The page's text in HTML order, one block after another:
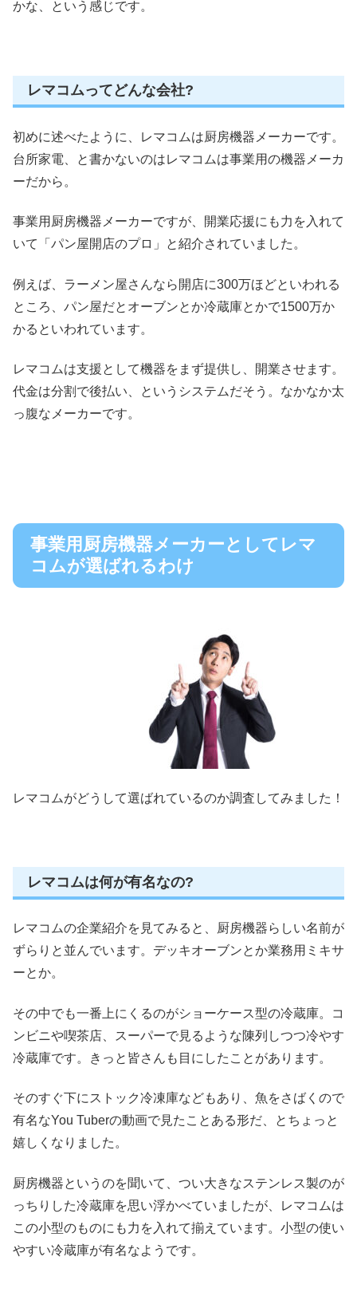
かな、という感じです。
レマコムってどんな会社?
初めに述べたように、レマコムは厨房機器メーカーです。
台所家電、と書かないのはレマコムは事業用の機器メーカ
ーだから。
事業用厨房機器メーカーですが、開業応援にも力を入れて
いて「パン屋開店のプロ」と紹介されていました。
例えば、ラーメン屋さんなら開店に300万ほどといわれる
ところ、パン屋だとオーブンとか冷蔵庫とかで1500万か
かるといわれています。
レマコムは支援として機器をまず提供し、開業させます。
代金は分割で後払い、というシステムだそう。なかなか太
っ腹なメーカーです。
事業用厨房機器メーカーとしてレマ
コムが選ばれるわけ
レマコムがどうして選ばれているのか調査してみました！
レマコムは何が有名なの?
レマコムの企業紹介を見てみると、厨房機器らしい名前が
ずらりと並んでいます。デッキオーブンとか業務用ミキサ
ーとか。
その中でも一番上にくるのがショーケース型の冷蔵庫。コ
ンビニや喫茶店、スーパーで見るような陳列しつつ冷やす
冷蔵庫です。きっと皆さんも目にしたことがあります。
そのすぐ下にストック冷凍庫などもあり、魚をさばくので
有名なYou Tuberの動画で見たことある形だ、とちょっと
嬉しくなりました。
厨房機器というのを聞いて、つい大きなステンレス製のが
っちりした冷蔵庫を思い浮かべていましたが、
レマコムは
この小型のものにも力を入れて揃えています。小型の使い
やすい冷蔵庫が有名なようです。